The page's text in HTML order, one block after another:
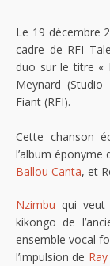
Le 19 décembre
cadre de RFI
duo sur le titre «
Meynard (Studio
Fiant (RFI).
Cette chanson
l’album éponyme
Ballou Canta, et
Nzimbu qui
kikongo de
ensemble vocal
l’impulsion de